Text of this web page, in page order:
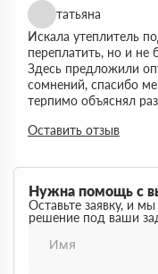
татьяна
Искала утеплитель
переплатить, но и не
Здесь предложили
сомнений, спасибо
терпимо объяснял
Максим
Немного запутался в
разобратсья,
Оставить отзыв
Нужна помощь с
Оставьте заявку, и
решение под ваши